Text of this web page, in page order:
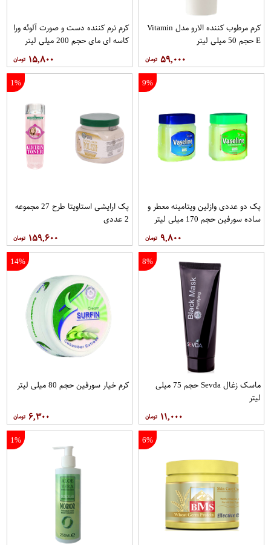
کرم مرطوب کننده الارو مدل Vitamin
E حجم 50 میلی لیتر
۵۹,۰۰۰
کرم نرم کننده دست و صورت آلوئه ورا
کاسه ای مای حجم 200 میلی لیتر
۱۵,۸۰۰
9%
پک دو عددی وازلین ویتامینه معطر و
ساده سورفین حجم 170 میلی لیتر
۹,۸۰۰
1%
پک ارایشی استاویتا طرح 27 مجموعه
2 عددی
۱۵۹,۶۰۰
8%
ماسک زغال Sevda حجم 75 میلی
لیتر
۱۱,۰۰۰
14%
کرم خیار سورفین حجم 80 میلی لیتر
۶,۳۰۰
6%
1%